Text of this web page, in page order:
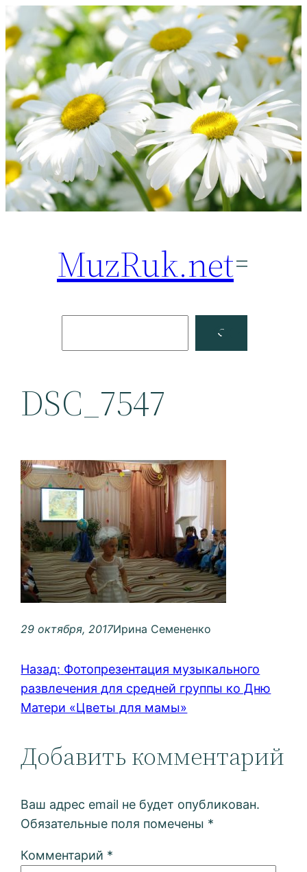
Перейти
к
содержимому
MuzRuk.net
Facebook
DSC_7547
29 октября, 2017Ирина Семененко
Назад: Фотопрезентация музыкального
развлечения для средней группы ко Дню
Матери «Цветы для мамы»
Добавить комментарий
Ваш адрес email не будет опубликован.
Обязательные поля помечены *
Комментарий *